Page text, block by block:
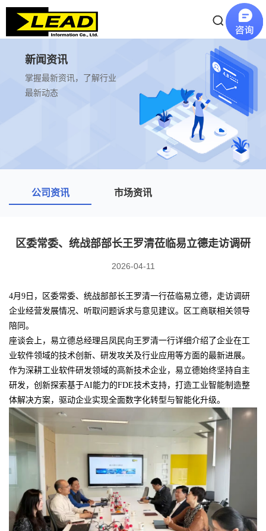
新闻资讯
掌握最新资讯，了解行业
最新动态
公司资讯 市场资讯
区委常委、统战部部长王罗清莅临易立德走访调研
2026-04-11
4月9日，区委常委、统战部部长王罗清一行莅临易立德，走访调研
企业经营发展情况、听取问题诉求与意见建议。区工商联相关领导
陪同。
座谈会上，易立德总经理吕凤民向王罗清一行详细介绍了企业在工
业软件领域的技术创新、研发攻关及行业应用等方面的最新进展。
作为深耕工业软件研发领域的高新技术企业，易立德始终坚持自主
研发，创新探索基于AI能力的FDE技术支持，打造工业智能制造整
体解决方案，驱动企业实现全面数字化转型与智能化升级。